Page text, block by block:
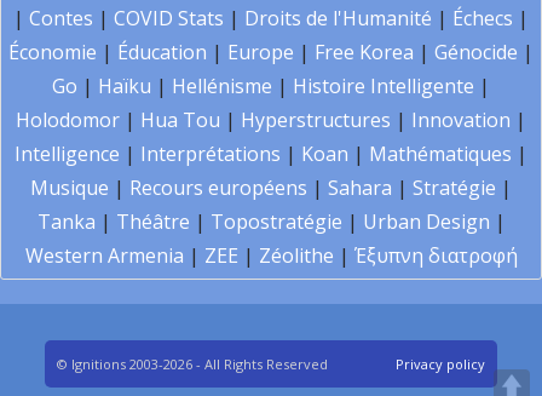
| Contes | COVID Stats | Droits de l'Humanité | Échecs |
Économie | Éducation | Europe | Free Korea | Génocide |
Go | Haïku | Hellénisme | Histoire Intelligente |
Holodomor | Hua Tou | Hyperstructures | Innovation |
Intelligence | Interprétations | Koan | Mathématiques |
Musique | Recours européens | Sahara | Stratégie |
Tanka | Théâtre | Topostratégie | Urban Design |
Western Armenia | ZEE | Zéolithe | Έξυπνη διατροφή
© Ignitions 2003-2026 - All Rights Reserved Privacy policy